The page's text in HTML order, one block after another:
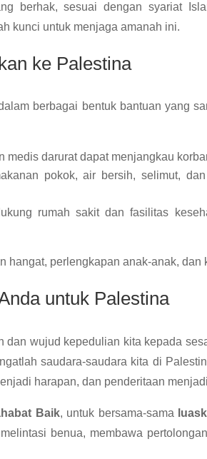
berhak, sesuai dengan syariat
kunci untuk menjaga amanah ini.
ke Palestina
berbagai bentuk bantuan yang
medis darurat dapat menjangkau
pokok, air bersih, selimut,
rumah sakit dan fasilitas
hangat, perlengkapan anak-anak, dan
untuk Palestina
dan wujud kepedulian kita kepada
saudara-saudara kita di
harapan, dan penderitaan
Baik, untuk bersama-sama
benua, membawa